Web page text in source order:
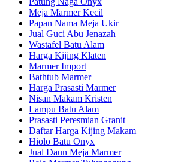
Meja Marmer Kecil
Papan Nama Meja Ukir
Jual Guci Abu Jenazah
Wastafel Batu Alam
Harga Kijing Klaten
Marmer Import
Bathtub Marmer
Harga Prasasti Marmer
Nisan Makam Kristen
Lampu Batu Alam
Prasasti Peresmian Granit
Daftar Harga Kijing Makam
Hiolo Batu Onyx
Jual Daun Meja Marmer